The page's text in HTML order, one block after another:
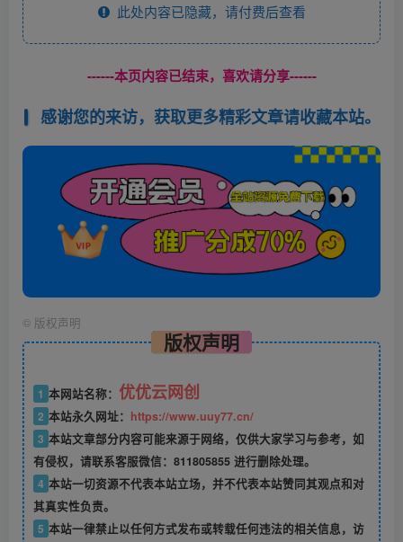
此处内容已隐藏，请付费后查看
------本页内容已结束，喜欢请分享------
感谢您的来访，获取更多精彩文章请收藏本站。
© 版权声明
版权声明
1 本网站名称： 优优云网创
2 本站永久网址： https://www.uuy77.cn/
3 本站文章部分内容可能来源于网络，仅供大家学习与参考，如
有侵权，请联系客服微信：811805855 进行删除处理。
4 本站一切资源不代表本站立场，并不代表本站赞同其观点和对
其真实性负责。
5 本站一律禁止以任何方式发布或转载任何违法的相关信息，访